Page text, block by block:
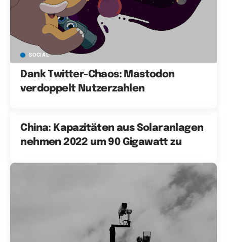
SOCIAL
Dank Twitter-Chaos: Mastodon
verdoppelt Nutzerzahlen
China: Kapazitäten aus Solaranlagen
nehmen 2022 um 90 Gigawatt zu